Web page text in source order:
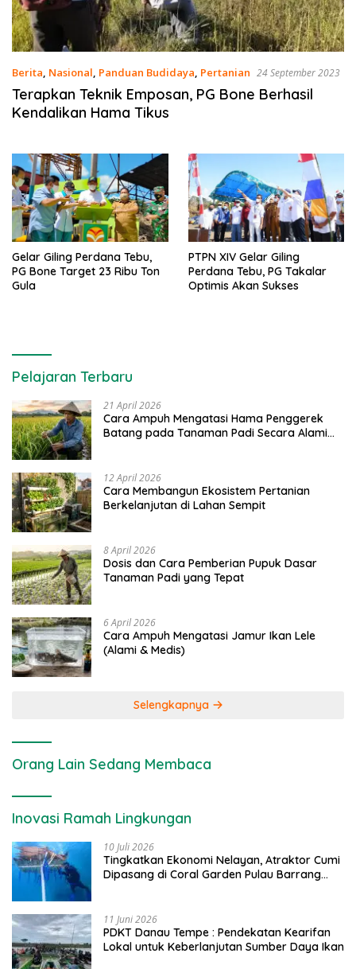
Berita, Nasional, Panduan Budidaya, Pertanian 24 September 2023
Terapkan Teknik Emposan, PG Bone Berhasil
Kendalikan Hama Tikus
Gelar Giling Perdana Tebu,
PG Bone Target 23 Ribu Ton
Gula
PTPN XIV Gelar Giling
Perdana Tebu, PG Takalar
Optimis Akan Sukses
Pelajaran Terbaru
21 April 2026
Cara Ampuh Mengatasi Hama Penggerek
Batang pada Tanaman Padi Secara Alami
12 April 2026
Cara Membangun Ekosistem Pertanian
Berkelanjutan di Lahan Sempit
8 April 2026
Dosis dan Cara Pemberian Pupuk Dasar
Tanaman Padi yang Tepat
6 April 2026
Cara Ampuh Mengatasi Jamur Ikan Lele
(Alami & Medis)
Selengkapnya
Orang Lain Sedang Membaca
Inovasi Ramah Lingkungan
10 Juli 2026
Tingkatkan Ekonomi Nelayan, Atraktor Cumi
Dipasang di Coral Garden Pulau Barrang
11 Juni 2026
PDKT Danau Tempe : Pendekatan Kearifan
Lokal untuk Keberlanjutan Sumber Daya Ikan